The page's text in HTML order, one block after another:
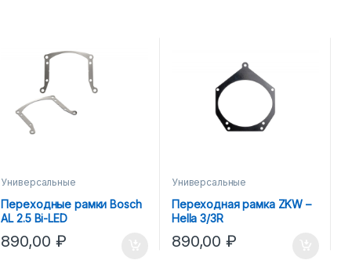
Универсальные
Переходные рамки Bosch
AL 2.5 Bi-LED
890,00 ₽
Универсальные
Переходная рамка ZKW –
Hella 3/3R
890,00₽